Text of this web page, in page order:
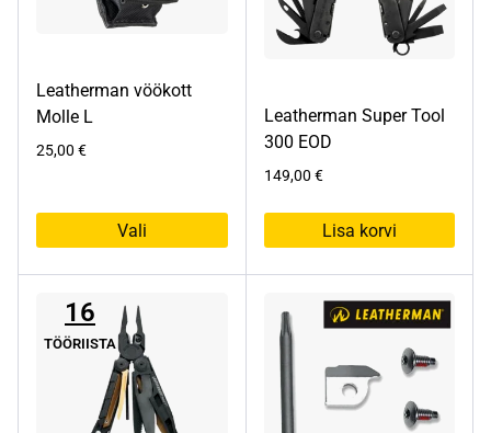
Leatherman vöökott
Molle L
25,00 €
Vali
mitu
Leatherman Super Tool
300 EOD
149,00 €
Lisa korvi
16
TÖÖRIISTA